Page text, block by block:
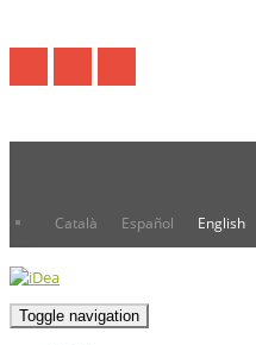
Català Español English
Toggle navigation